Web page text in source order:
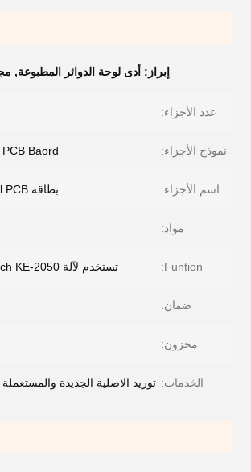
إبراز: أدى لوحة الدوائر المطبوعة,
عدد الأجزاء:
نموذج الأجزاء: Baord
اسم الأجزاء: بطاقة Light Contorl PCB
مواد:
Funtion: تستخدم لآلة JUKI Zevatech KE-2050
ضمان:
مخزون:
الخدمات: توريد الاصلية الجديدة